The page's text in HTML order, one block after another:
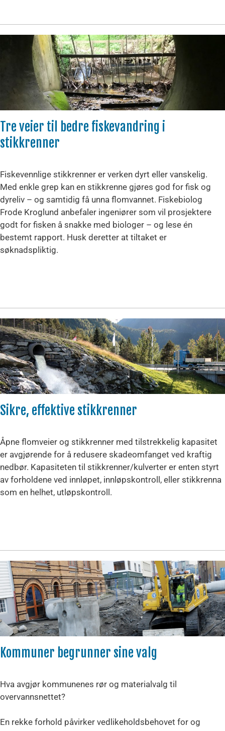
Tre veier til bedre fiskevandring i
stikkrenner
Fiskevennlige stikkrenner er verken dyrt eller vanskelig.
Med enkle grep kan en stikkrenne gjøres god for fisk og
dyreliv – og samtidig få unna flomvannet. Fiskebiolog
Frode Kroglund anbefaler ingeniører som vil prosjektere
godt for fisken å snakke med biologer – og lese én
bestemt rapport. Husk deretter at tiltaket er
søknadspliktig.
Sikre, effektive stikkrenner
Åpne flomveier og stikkrenner med tilstrekkelig kapasitet
er avgjørende for å redusere skadeomfanget ved kraftig
nedbør. Kapasiteten til stikkrenner/kulverter er enten styrt
av forholdene ved innløpet, innløpskontroll, eller stikkrenna
som en helhet, utløpskontroll.
Kommuner begrunner sine valg
Hva avgjør kommunenes rør og materialvalg til
overvannsnettet?
En rekke forhold påvirker vedlikeholdsbehovet for og